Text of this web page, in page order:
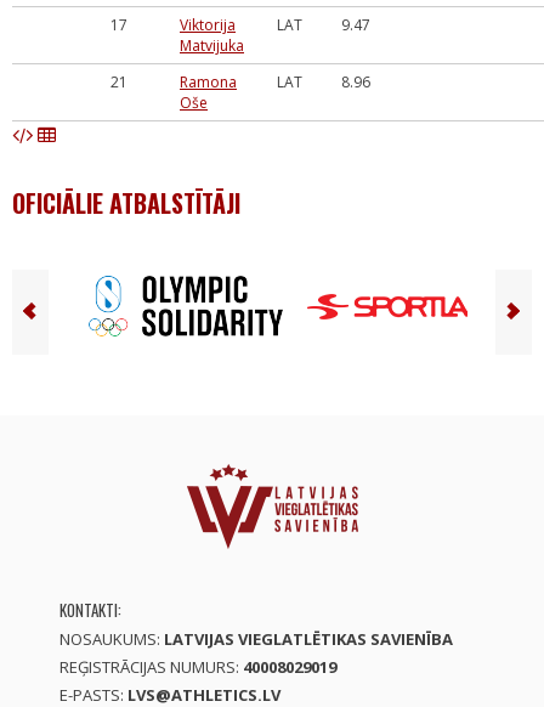
17
Viktorija
Matvijuka
LAT 9.47
21
Ramona
Oše
LAT 8.96
OFICIĀLIE ATBALSTĪTĀJI
KONTAKTI:
NOSAUKUMS: LATVIJAS VIEGLATLĒTIKAS SAVIENĪBA
REĢISTRĀCIJAS NUMURS: 40008029019
E-PASTS: LVS@ATHLETICS.LV